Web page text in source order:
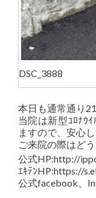
DSC_3888
本日も通常通り
当院は新型ｺﾛﾅｳ
ますので、安心
ご来院の際はど
公式HP:http://
ｴｷﾃﾝHP:https://
公式facebook、